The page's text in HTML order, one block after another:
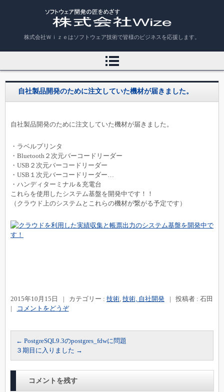
株式会社Ｗｉｚｅ
株式会社Ｗｉｚｅはソフトウェア技術で皆様のビジネスを応援します。
自社製品開発のために注文していた機材が届きました。
自社製品開発のために注文していた機材が届きました。
・ラベルプリンタ
・Bluetooth２次元バーコードリーダー
・USB２次元バーコードリーダー
・USB１次元バーコードリーダー…
・ハンディターミナル＆充電台
これらを使用したシステム基盤を開発中です！！
（クラウド上のシステムとこれらの機材が繋がる予定です）
2015年10月15日 | カテゴリー : 技術, 技術, 自社開発 |
投稿者 : 石田
|
コメントをどうぞ
← PostgreSQL9.3のpostgres_fdwに問題
３期目に入りました →
コメントを残す